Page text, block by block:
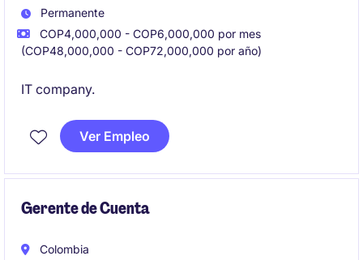
Permanente
COP4,000,000 - COP6,000,000 por mes
(COP48,000,000 - COP72,000,000 por año)
IT company.
Ver Empleo
Gerente de Cuenta
Colombia